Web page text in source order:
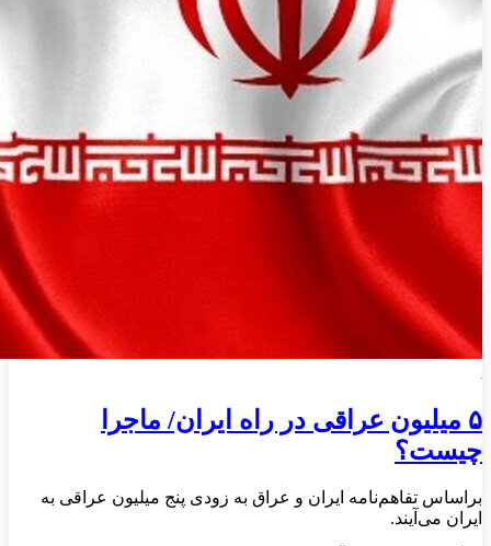
۵ میلیون عراقی در راه ایران/ ماجرا
چیست؟
براساس تفاهم‌نامه ایران و عراق به زودی پنج میلیون عراقی به
ایران می‌آیند.